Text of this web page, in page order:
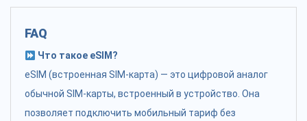
FAQ
Что такое eSIM?
eSIM (встроенная SIM-карта) — это цифровой аналог
обычной SIM-карты, встроенный в устройство. Она
позволяет подключить мобильный тариф без